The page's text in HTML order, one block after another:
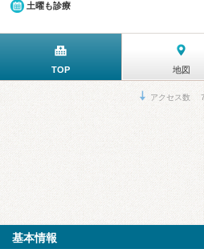
土曜も診療
TOP 地図
アクセス数 7
基本情報